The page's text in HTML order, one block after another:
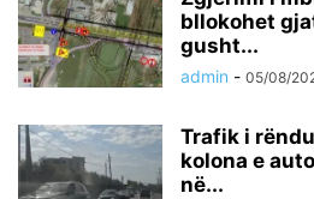
bllokohet
gusht...
admin - 05/08/
Trafik i
kolona e
në...